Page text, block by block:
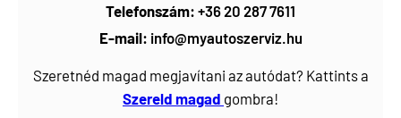
Telefonszám: +36 20 287 7611
E-mail: info@myautoszerviz.hu
Szeretnéd magad megjavítani az autódat? Kattints a
Szereld magad gombra!